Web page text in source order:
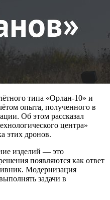
типа «Орлан-10» и
опыта, полученного в
Об этом рассказал
центра»
этих дронов.
изделий — это
появляются как ответ
Модернизация
задачи в